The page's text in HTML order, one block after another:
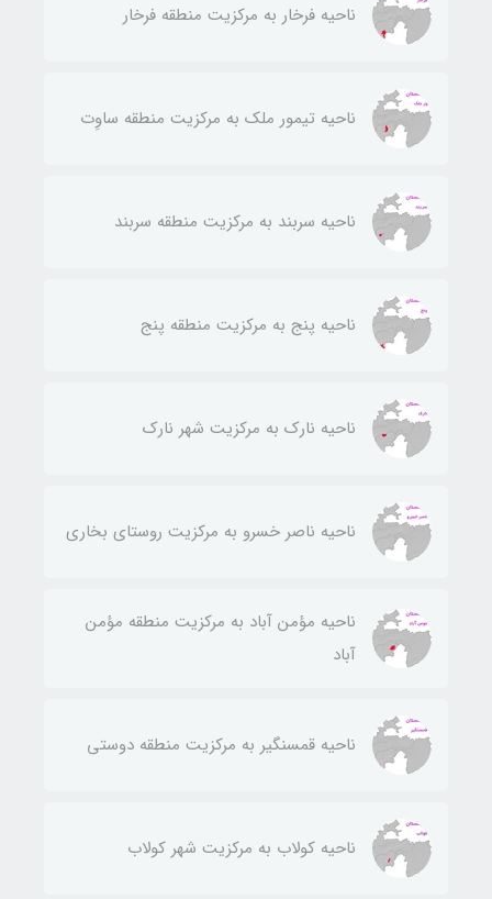
ناحيه فرخار به مركزيت منطقه فرخار
ناحيه تيمور ملك به مركزيت منطقه ساوِت
ناحيه سربند به مركزيت منطقه سربند
ناحيه پنج به مركزيت منطقه پنج
ناحيه نارك به مركزيت شهر نارك
ناحيه ناصر خسرو به مركزيت روستای بخاری
ناحيه مؤمن آباد به مركزيت منطقه مؤمن
آباد
ناحيه قمسنگير به مركزيت منطقه دوستی
ناحيه كولاب به مركزيت شهر كولاب